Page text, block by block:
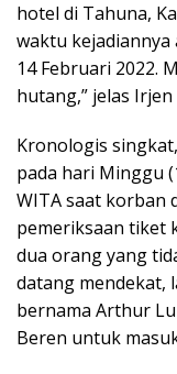
hotel di Tahuna,
waktu
14 Februari 2022.
hutang,” jelas
Kronologis
pada hari Minggu
WITA saat korban
pemeriksaan tiket
dua orang yang
datang mendekat,
bernama Arthur
Beren untuk